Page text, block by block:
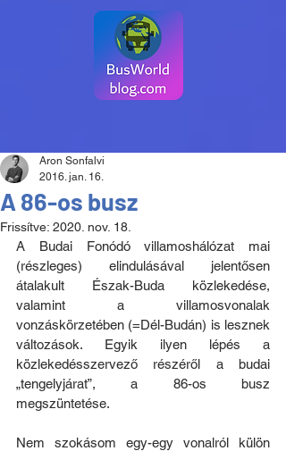
A 86-os busz
Aron Sonfalvi
2016. jan. 16.
Frissítve: 2020. nov. 18.
A Budai Fonódó villamoshálózat mai
(részleges) elindulásával jelentősen
átalakult Észak-Buda közlekedése,
valamint a villamosvonalak
vonzáskörzetében (=Dél-Budán) is lesznek
változások. Egyik ilyen lépés a
közlekedésszervező részéről a budai
„tengelyjárat”, a 86-os busz
megszüntetése.
Nem szokásom egy-egy vonalról külön